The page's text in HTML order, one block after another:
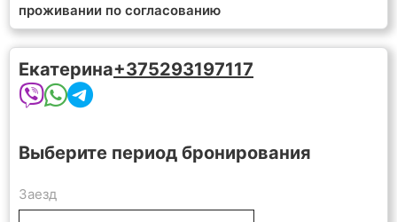
проживании по согласованию
Екатерина+375293197117
Выберите период бронирования
Заезд